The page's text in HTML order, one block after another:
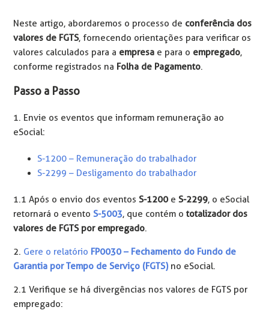
Neste artigo, abordaremos o processo de conferência dos
valores de FGTS, fornecendo orientações para verificar os
valores calculados para a empresa e para o empregado,
conforme registrados na Folha de Pagamento.
Passo a Passo
1. Envie os eventos que informam remuneração ao
eSocial:
S-1200 – Remuneração do trabalhador
S-2299 – Desligamento do trabalhador
1.1 Após o envio dos eventos S-1200e S-2299, o eSocial
retornará o evento S-5003, que contém ototalizador dos
valores de FGTS por empregado.
2. Gere o relatório FP0030 – Fechamento do Fundo de
Garantia por Tempo de Serviço (FGTS)no eSocial.
2.1 Verifique se há divergências nos valores de FGTS por
empregado: